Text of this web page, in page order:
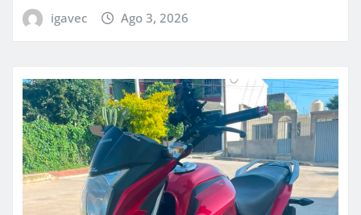
igavec Ago 3, 2026